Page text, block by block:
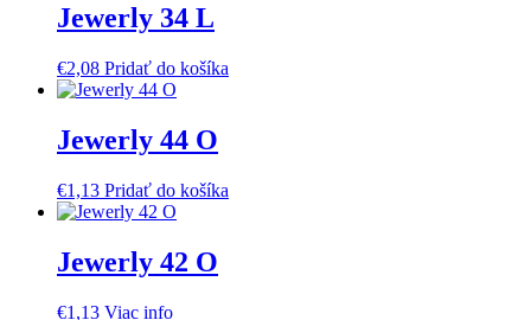
Jewerly 34 L
€2,08 Pridať do košíka
Jewerly 44 O
€1,13 Pridať do košíka
Jewerly 42 O
€1,13 Viac info